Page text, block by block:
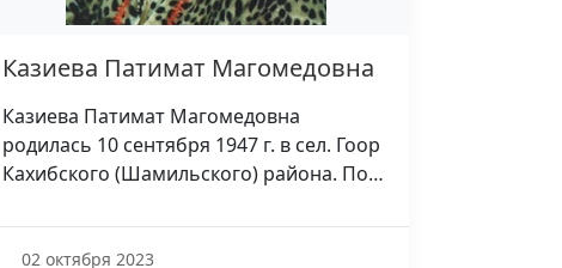
Казиева Патимат Магомедовна
Казиева Патимат Магомедовна
родилась 10 сентября 1947 г. в сел. Гоор
Кахибского (Шамильского) района. По…
02 октября 2023